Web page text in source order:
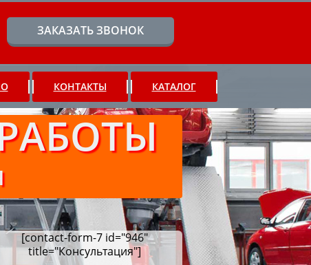
ЗАКАЗАТЬ ЗВОНОК
КОНТАКТЫ КАТАЛОГ
[contact-form-7 id="946"
title="Консультация"]